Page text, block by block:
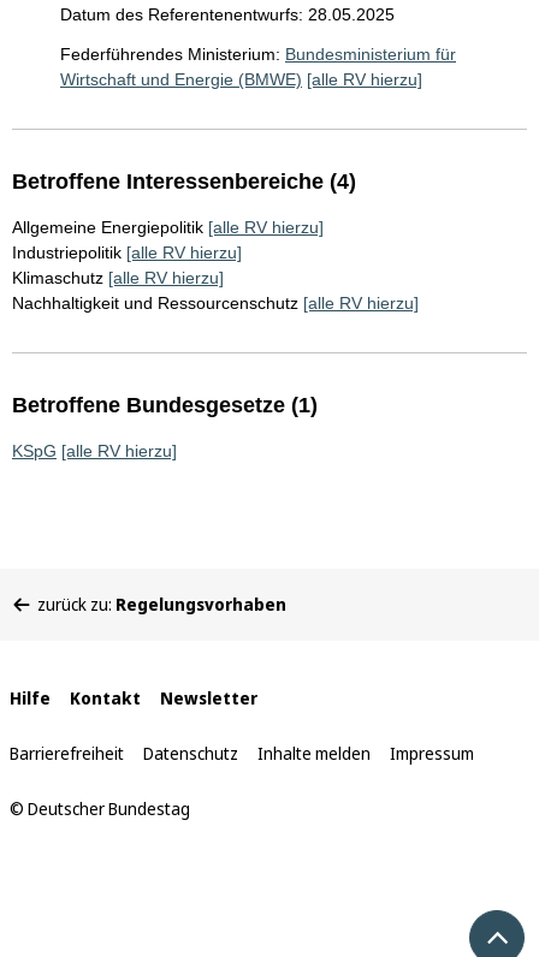
Datum des Referentenentwurfs: 28.05.2025
Federführendes Ministerium: Bundesministerium für
Wirtschaft und Energie (BMWE) [alle RV hierzu]
Betroffene Interessenbereiche (4)
Allgemeine Energiepolitik [alle RV hierzu]
Industriepolitik [alle RV hierzu]
Klimaschutz [alle RV hierzu]
Nachhaltigkeit und Ressourcenschutz [alle RV hierzu]
Betroffene Bundesgesetze (1)
KSpG [alle RV hierzu]
befinden
zurück zu: Regelungsvorhaben
Interne
Links
Hilfe Kontakt Newsletter
Barrierefreiheit Datenschutz Inhalte melden Impressum
© Deutscher Bundestag